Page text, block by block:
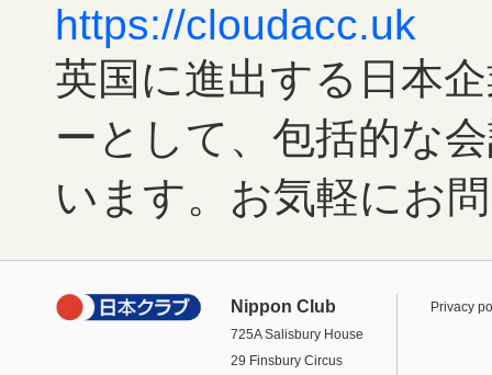
https://cloudacc.uk
英国に進出する日本
ーとして、包括的な
います。お気軽にお
Nippon Club
725A Salisbury House
29 Finsbury Circus
Privacy